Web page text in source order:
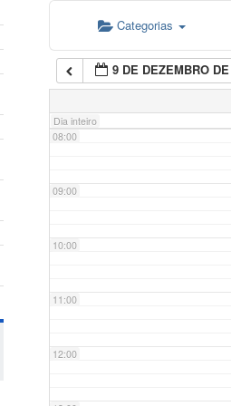
Categorias
9 DE DEZEMBRO
Dia inteiro
07:00
08:00
09:00
10:00
11:00
12:00